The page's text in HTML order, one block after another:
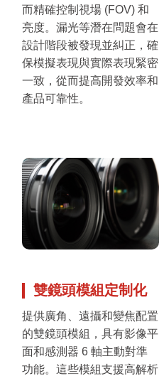
而精確控制視場 (FOV) 和
亮度。漏光等潛在問題會在
設計階段被發現並糾正，確
保模擬表現與實際表現緊密
一致，從而提高開發效率和
產品可靠性。
雙鏡頭模組定制化
提供廣角、遠攝和變焦配置
的雙鏡頭模組，具有影像平
面和感測器 6 軸主動對準
功能。這些模組支援高解析